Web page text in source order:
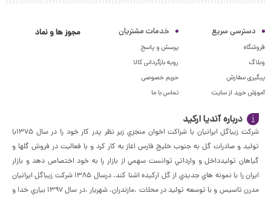
دسترسی سریع
فروشگاه
وبلاگ
پیگیری سفارش
آموزش خرید از سایت
خدمات مشتریان
پرسش و پاسخ
رویه بازگردانی کالا
حریم خصوصی
تماس با ما
مجوز ها و نماد
درباره آندیا ارکید
شركت زيباگل ايرانيان با شراكت اخوان منجزي زير نظر پدر كار خود را در سال ١٣٧٥با
توليد و صادرات گل به جنوب خليج فارس اغاز به كار كرد و با فعاليت در فروش گلها و
گياهان توليدداخل و وارداتي توانست سهمي از بازار را به خود اختصاص دهد و بازار
ايران را با نمونه هاي جديدي از گل اركيده اشنا كند. درسال ١٣٨٥ شركت زيباگل ايرانيان
مدرن تاسيس و با توسعه توليد در محلات ،مازندران، شهريار ،در سال ١٣٩٧ بياري خدا و